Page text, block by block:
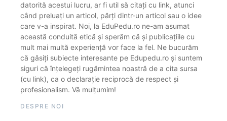
datorită acestui lucru, ar fi util să citați cu link, atunci
când preluați un articol, părți dintr-un articol sau o idee
care v-a inspirat. Noi, la EduPedu.ro ne-am asumat
această conduită etică și sperăm că și publicațiile cu
mult mai multă experiență vor face la fel. Ne bucurăm
că găsiți subiecte interesante pe Edupedu.ro și suntem
siguri că înțelegeți rugămintea noastră de a cita sursa
(cu link), ca o declarație reciprocă de respect și
profesionalism. Vă mulțumim!
DESPRE NOI